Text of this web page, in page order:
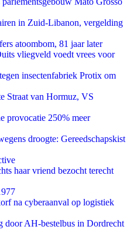
in Zuid-Libanon, vergelding
atoombom, 81 jaar later
vliegveld voedt vrees voor
insectenfabriek Protix om
Straat van Hormuz, VS
provocatie 250% meer
droogte: Gereedschapskist
haar vriend bezocht terecht
na cyberaanval op logistiek
door AH-bestelbus in Dordrecht